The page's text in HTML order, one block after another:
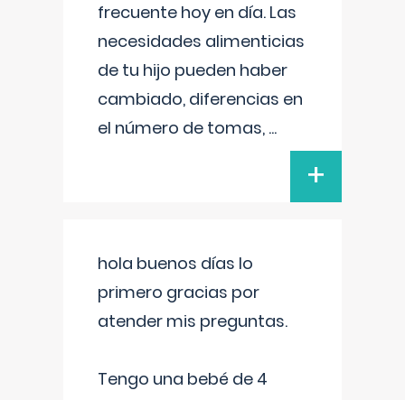
frecuente hoy en día. Las
necesidades alimenticias
de tu hijo pueden haber
cambiado, diferencias en
el número de tomas, ...
+
hola buenos días lo
primero gracias por
atender mis preguntas.
Tengo una bebé de 4